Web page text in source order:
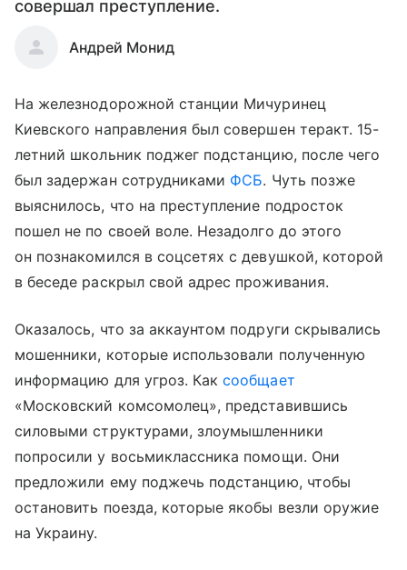
совершал преступление.
Андрей Монид
На железнодорожной станции Мичуринец
Киевского направления был совершен теракт. 15-
летний школьник поджег подстанцию, после чего
был задержан сотрудниками ФСБ. Чуть позже
выяснилось, что на преступление подросток
пошел не по своей воле. Незадолго до этого
он познакомился в соцсетях с девушкой, которой
в беседе раскрыл свой адрес проживания.
Оказалось, что за аккаунтом подруги скрывались
мошенники, которые использовали полученную
информацию для угроз. Каксообщает
«Московский комсомолец», представившись
силовыми структурами, злоумышленники
попросили у восьмиклассника помощи. Они
предложили ему поджечь подстанцию, чтобы
остановить поезда, которые якобы везли оружие
на Украину.